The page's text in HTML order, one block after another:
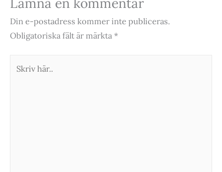
Din e-postadress kommer inte publiceras.
Obligatoriska fält är märkta *